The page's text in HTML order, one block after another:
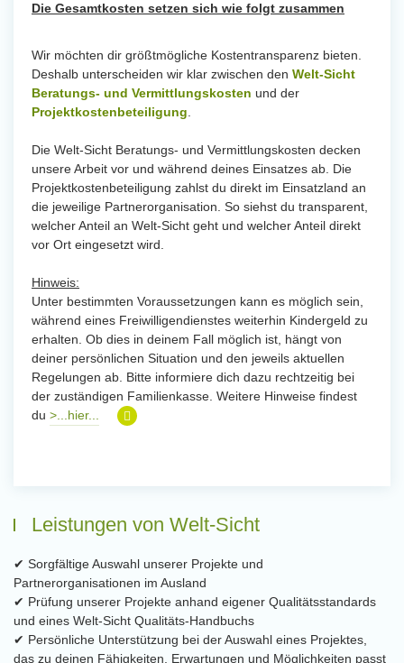
Die Gesamtkosten setzen sich wie folgt zusammen
Wir möchten dir größtmögliche Kostentransparenz bieten.
Deshalb unterscheiden wir klar zwischen den Welt-Sicht
Beratungs- und Vermittlungskosten und der
Projektkostenbeteiligung
Die Welt-Sicht Beratungs- und Vermittlungskosten decken
unsere Arbeit vor und während deines Einsatzes ab. Die
Projektkostenbeteiligung zahlst du direkt im Einsatzland an
die jeweilige Partnerorganisation. So siehst du transparent,
welcher Anteil an Welt-Sicht geht und welcher Anteil direkt
vor Ort eingesetzt wird.
Hinweis:
Unter bestimmten Voraussetzungen kann es möglich sein,
während eines Freiwilligendienstes weiterhin Kindergeld zu
erhalten. Ob dies in deinem Fall möglich ist, hängt von
deiner persönlichen Situation und den jeweils aktuellen
Regelungen ab. Bitte informiere dich dazu rechtzeitig bei
der zuständigen Familienkasse. Weitere Hinweise findest
du >...hier...
Leistungen von Welt-Sicht
✔ Sorgfältige Auswahl unserer Projekte und
Partnerorganisationen im Ausland
✔ Prüfung unserer Projekte anhand eigener Qualitätsstandards
und eines Welt-Sicht Qualitäts-Handbuchs
✔ Persönliche Unterstützung bei der Auswahl eines Projektes,
das zu deinen Fähigkeiten, Erwartungen und Möglichkeiten passt